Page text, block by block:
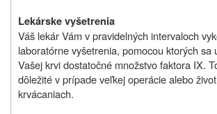
Lekárske vyšetrenia
Váš lekár Vám v pravidelných intervaloch
laboratórne vyšetrenia, pomocou ktorých sa
Vašej krvi dostatočné množstvo faktora IX.
dôležité v prípade veľkej operácie alebo
krvácaniach.